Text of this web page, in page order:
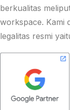
berkualitas
workspace. Kami
legalitas resmi